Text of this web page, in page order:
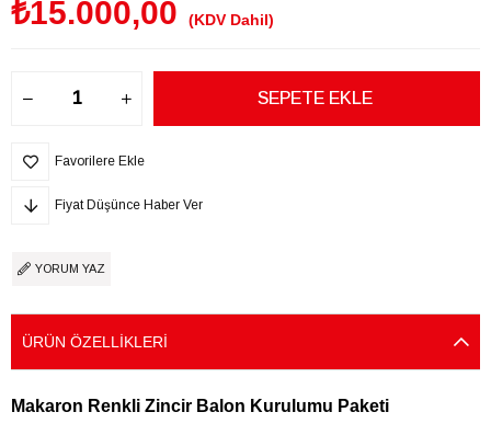
₺15.000,00 (KDV Dahil)
Favorilere Ekle
Fiyat Düşünce Haber Ver
YORUM YAZ
ÜRÜN ÖZELLIKLERI
Makaron Renkli Zincir Balon Kurulumu Paketi